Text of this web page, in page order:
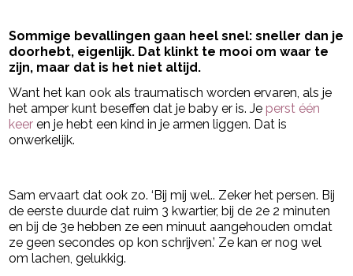
Sommige bevallingen gaan heel snel: sneller dan je
doorhebt, eigenlijk. Dat klinkt te mooi om waar te
zijn, maar dat is het niet altijd.
Want het kan ook als traumatisch worden ervaren, als je
het amper kunt beseffen dat je baby er is. Je perst één
keer en je hebt een kind in je armen liggen. Dat is
onwerkelijk.
Sam ervaart dat ook zo. ‘Bij mij wel.. Zeker het persen. Bij
de eerste duurde dat ruim 3 kwartier, bij de 2e 2 minuten
en bij de 3e hebben ze een minuut aangehouden omdat
ze geen secondes op kon schrijven.’ Ze kan er nog wel
om lachen, gelukkig.